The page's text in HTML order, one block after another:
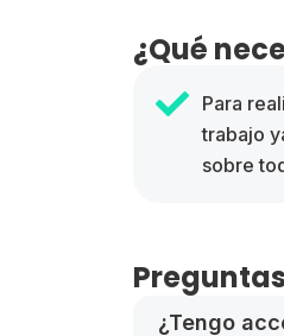
¿Qué
Para
trabajo
sobre
¿Tengo